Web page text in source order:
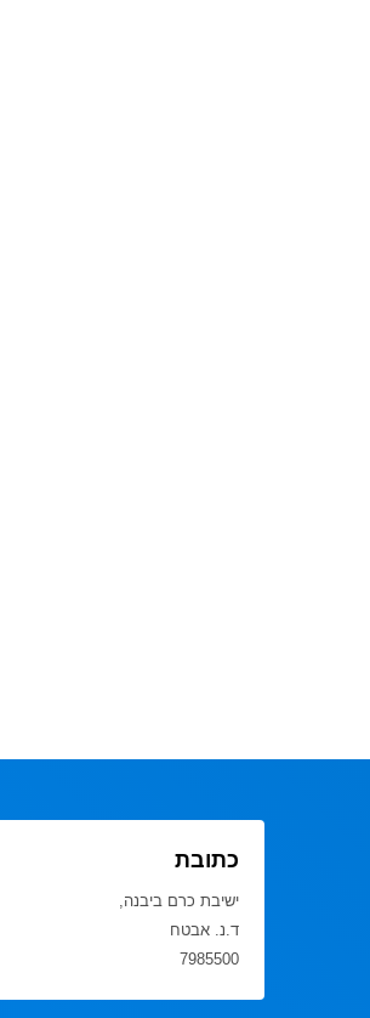
כתובת
ישיבת כרם ביבנה,
ד.נ. אבטח
7985500